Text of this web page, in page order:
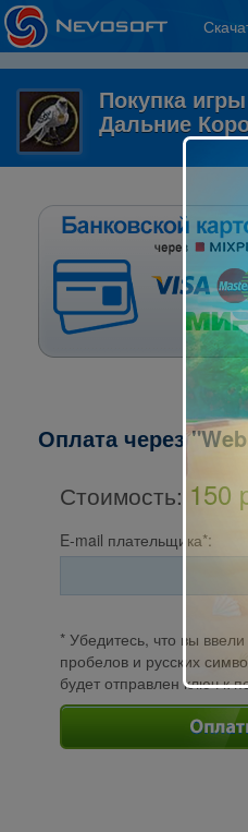
Покупка игры
Дальние
Оплата через
Стоимость: 150
E-mail плательщика*:
* Убедитесь, что вы
пробелов и русских
будет отправлен ключ к